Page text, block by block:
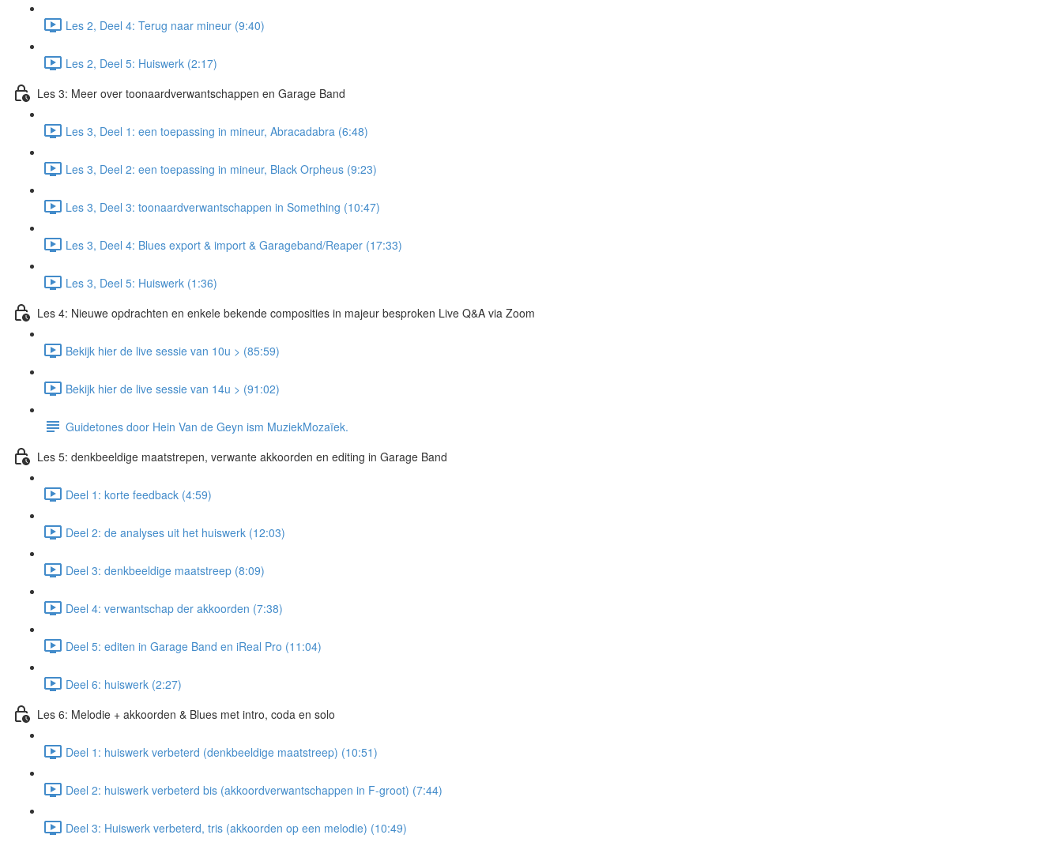
Les 2, Deel 4: Terug naar mineur (9:40)
Les 2, Deel 5: Huiswerk (2:17)
Les 3: Meer over toonaardverwantschappen en Garage Band
Les 3, Deel 1: een toepassing in mineur, Abracadabra (6:48)
Les 3, Deel 2: een toepassing in mineur, Black Orpheus (9:23)
Les 3, Deel 3: toonaardverwantschappen in Something (10:47)
Les 3, Deel 4: Blues export & import & Garageband/Reaper (17:33)
Les 3, Deel 5: Huiswerk (1:36)
Les 4: Nieuwe opdrachten en enkele bekende composities in majeur besproken Live Q&A via Zoom
Bekijk hier de live sessie van 10u > (85:59)
Bekijk hier de live sessie van 14u > (91:02)
Guidetones door Hein Van de Geyn ism MuziekMozaïek.
Les 5: denkbeeldige maatstrepen, verwante akkoorden en editing in Garage Band
Deel 1: korte feedback (4:59)
Deel 2: de analyses uit het huiswerk (12:03)
Deel 3: denkbeeldige maatstreep (8:09)
Deel 4: verwantschap der akkoorden (7:38)
Deel 5: editen in Garage Band en iReal Pro (11:04)
Deel 6: huiswerk (2:27)
Les 6: Melodie + akkoorden & Blues met intro, coda en solo
Deel 1: huiswerk verbeterd (denkbeeldige maatstreep) (10:51)
Deel 2: huiswerk verbeterd bis (akkoordverwantschappen in F-groot) (7:44)
Deel 3: Huiswerk verbeterd, tris (akkoorden op een melodie) (10:49)